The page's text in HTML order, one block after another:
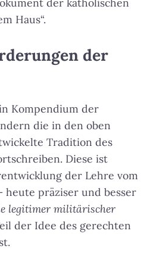
Haus“.
der
Kompendium der
die in den oben
Tradition des
Diese ist
der Lehre vom
heute präziser und besser
legitimer militärischer
der Idee des gerechten